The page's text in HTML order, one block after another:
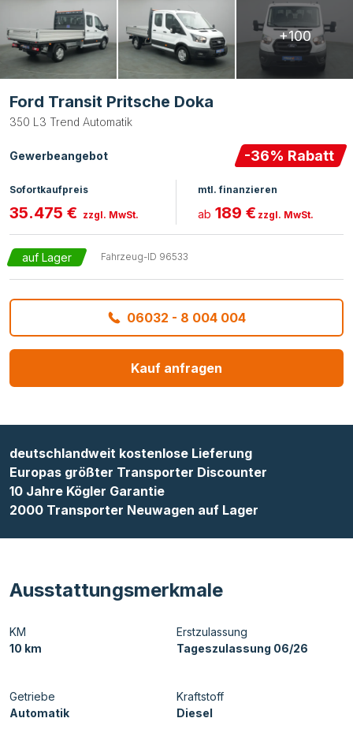
+100
Ford Transit Pritsche Doka
350 L3 Trend Automatik
Gewerbeangebot -36% Rabatt
Sofortkaufpreis
35.475 € zzgl. MwSt.
mtl. finanzieren
ab 189 € zzgl. MwSt.
auf Lager Fahrzeug-ID 96533
06032 - 8 004 004
Kauf anfragen
deutschlandweit kostenlose Lieferung
Europas größter Transporter Discounter
10 Jahre Kögler Garantie
2000 Transporter Neuwagen auf Lager
Ausstattungsmerkmale
KM
10 km
Erstzulassung
Tageszulassung 06/26
Getriebe
Automatik
Kraftstoff
Diesel